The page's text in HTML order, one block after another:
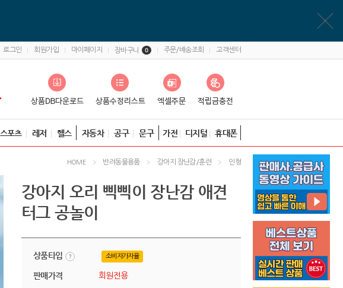
로그인 회원가입 마이페이지 장바구니 0 주문/배송조회 고객센터
스포츠 레저 헬스 자동차 공구 문구 가전 디지털 휴대폰
HOME 반려동물용품 강아지 장난감/훈련 인형
강아지 오리 삑삑이 장난감 애견
터그 공놀이
상품타입 소비자가자율
판매가격 회원전용